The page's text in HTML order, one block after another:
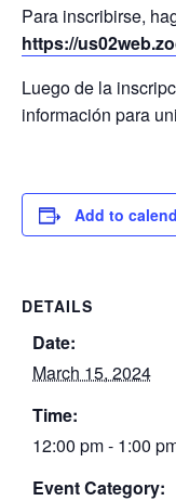
Para inscribirse,
https://
Luego de la
información para
Add to
DETAILS
Date:
March 15, 2024
Time:
12:00 pm - 1:00
Event Category: